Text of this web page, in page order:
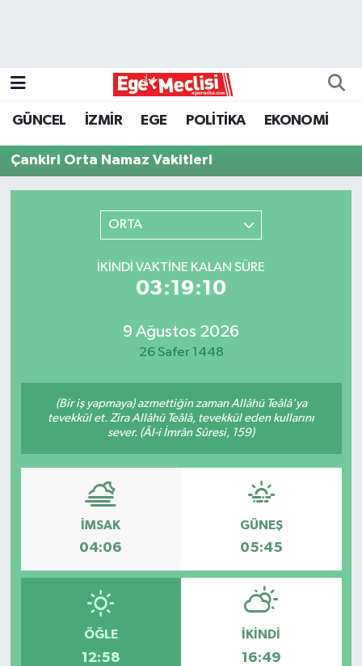
GÜNCEL İZMİR EGE POLİTİKA EKONOMİ
Çankiri Orta Namaz Vakitleri
ORTA
İKINDI VAKTINE KALAN SÜRE
03:19:10
9 Ağustos 2026
26 Safer 1448
(Bir iş yapmaya) azmettiğin zaman Allâhü Teâlâ'ya
tevekkül et. Zira Allâhü Teâlâ, tevekkül eden kullarını
sever. (Âl-i İmrân Sûresi, 159)
İMSAK
04:06
GÜNEŞ
05:45
ÖĞLE
12:58
İKINDI
16:49
GÜNCEL
ÖZEL HABER
POLİTİKA